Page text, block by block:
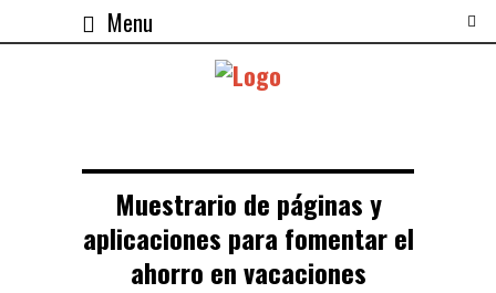
Menu
Muestrario de páginas y
aplicaciones para fomentar el
ahorro en vacaciones